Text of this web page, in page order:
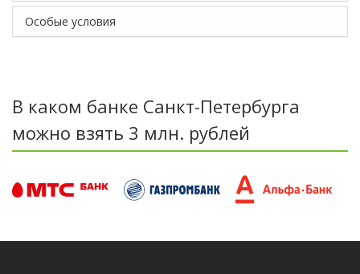
Особые условия
В каком банке Санкт-Петербурга
можно взять 3 млн. рублей